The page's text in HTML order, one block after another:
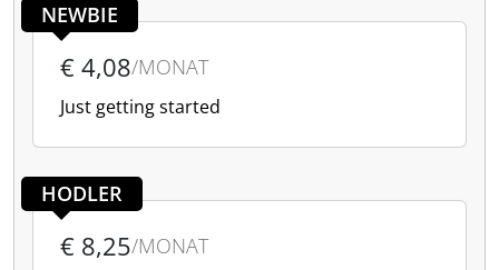
NEWBIE
€ 4,08/MONAT
Just getting started
HODLER
€ 8,25/MONAT